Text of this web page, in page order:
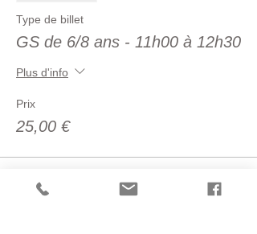
Type de billet
GS de 6/8 ans - 11h00 à 12h30
Plus d'info
Prix
25,00 €
Vente expirée